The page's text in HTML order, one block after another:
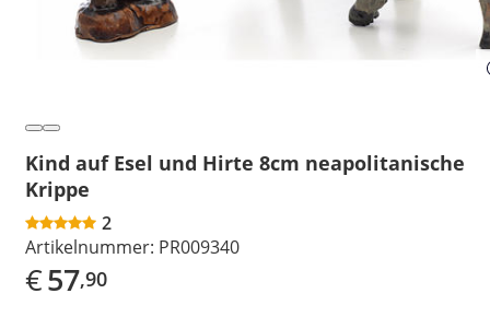
Kind auf Esel und Hirte 8cm neapolitanische
Krippe
2
Artikelnummer: PR009340
€57,90